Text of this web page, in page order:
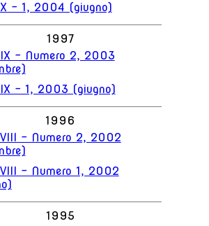
- 1, 2004 (giugno)
1997
- Numero 2, 2003
- 1, 2003 (giugno)
1996
- Numero 2, 2002
- Numero 1, 2002
1995